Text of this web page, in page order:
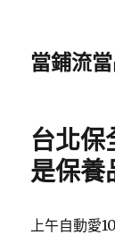
當鋪流
台北保
是保養
上午自動愛